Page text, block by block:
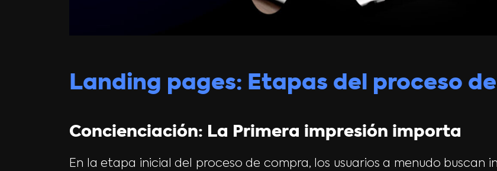
Landing pages: Etapas del proceso
Concienciación: La Primera impresión importa
En la etapa inicial del proceso de compra, los usuarios a menudo buscan